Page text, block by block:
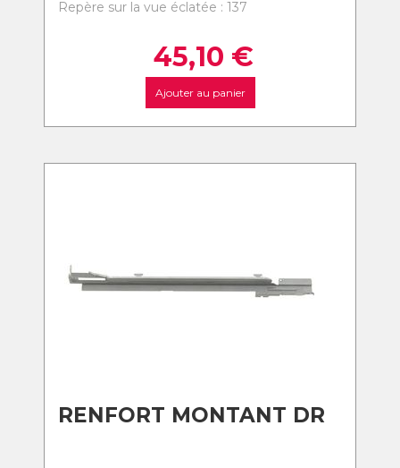
Repère sur la vue éclatée : 137
45,10 €
Ajouter au panier
RENFORT MONTANT DR